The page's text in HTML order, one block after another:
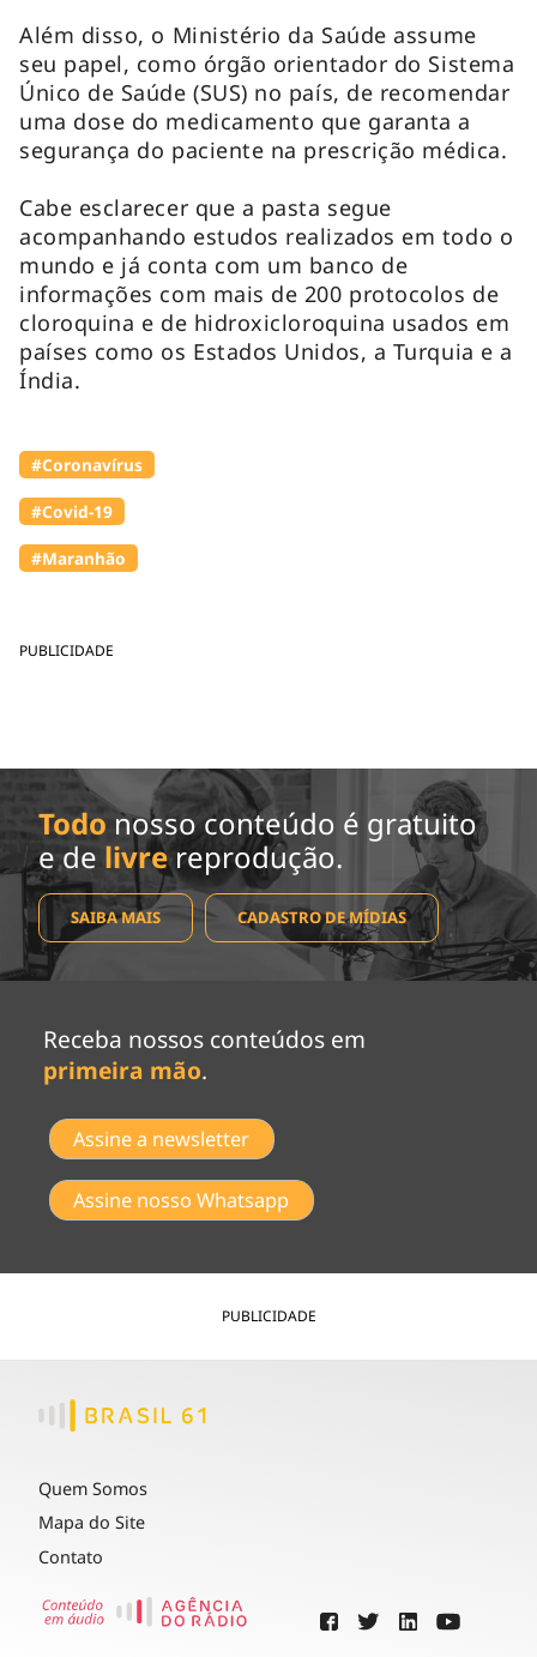
PUBLICIDADE
Além disso, o Ministério da Saúde assume
seu papel, como órgão orientador do Sistema
Único de Saúde (SUS) no país, de recomendar
uma dose do medicamento que garanta a
segurança do paciente na prescrição médica.
Cabe esclarecer que a pasta segue
acompanhando estudos realizados em todo o
mundo e já conta com um banco de
informações com mais de 200 protocolos de
cloroquina e de hidroxicloroquina usados em
países como os Estados Unidos, a Turquia e a
Índia.
#Coronavírus
#Covid-19
#Maranhão
Todo nosso conteúdo é gratuito
e de livrereprodução.
SAIBA MAIS CADASTRO DE MÍDIAS
Receba nossos conteúdos em
primeira mão.
Assine a newsletter
Assine nosso Whatsapp
PUBLICIDADE
Quem Somos
Mapa do Site
Contato